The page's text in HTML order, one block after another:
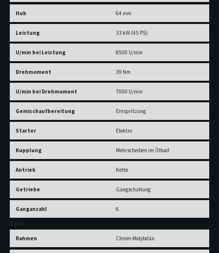
Hub 64 mm
Leistung 33 kW (45 PS)
U/min bei Leistung 8500 U/min
Drehmoment 39 Nm
U/min bei Drehmoment 7000 U/min
Gemischaufbereitung Einspritzung
Starter Elektro
Kupplung Mehrscheiben im Ölbad
Antrieb Kette
Getriebe Gangschaltung
Ganganzahl 6
Chassis
Rahmen Chrom-Molybdän